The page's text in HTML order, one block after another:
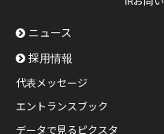
ニュース
採用情報
代表メッセージ
エントランスブック
データで見るピクスタ